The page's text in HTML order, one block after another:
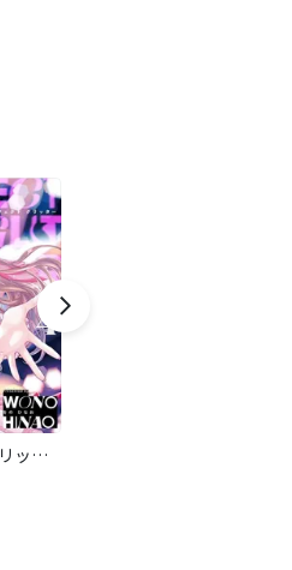
パーフェクトグリッター